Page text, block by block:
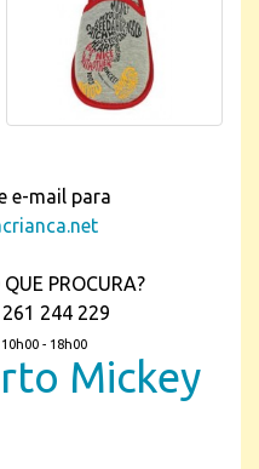
e-mail para
PROCURA?
244 229
- 18h00
Mickey